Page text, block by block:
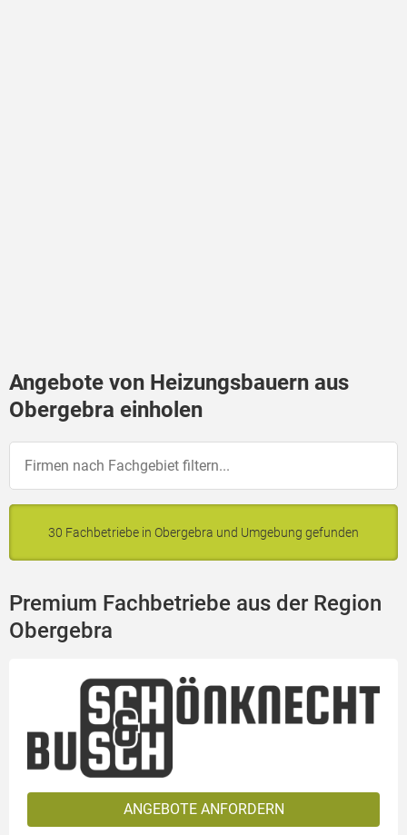
Angebote von Heizungsbauern aus
Obergebra einholen
30 Fachbetriebe in Obergebra und Umgebung gefunden
Premium Fachbetriebe aus der Region
Obergebra
ANGEBOTE ANFORDERN